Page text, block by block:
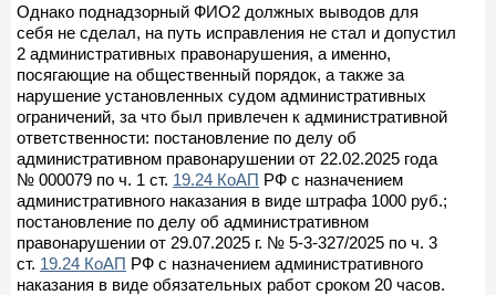
Однако поднадзорный ФИО2 должных выводов для
себя не сделал, на путь исправления не стал и допустил
2 административных правонарушения, а именно,
посягающие на общественный порядок, а также за
нарушение установленных судом административных
ограничений, за что был привлечен к административной
ответственности: постановление по делу об
административном правонарушении от 22.02.2025 года
№ 000079 по ч. 1 ст. 19.24 КоАП РФ с назначением
административного наказания в виде штрафа 1000 руб.;
постановление по делу об административном
правонарушении от 29.07.2025 г. № 5-3-327/2025 по ч. 3
ст. 19.24 КоАП РФ с назначением административного
наказания в виде обязательных работ сроком 20 часов.